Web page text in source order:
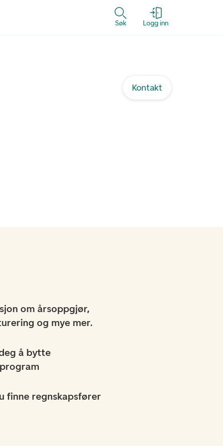
Søk Logg inn
Kontakt
om årsoppgjør,
og mye mer.
å bytte
finne regnskapsfører